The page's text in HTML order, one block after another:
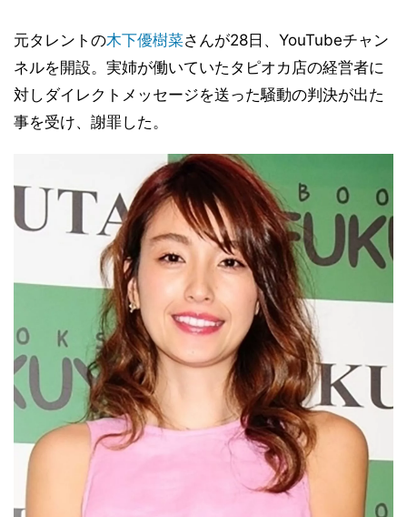
元タレントの木下優樹菜さんが28日、YouTubeチャン
ネルを開設。実姉が働いていたタピオカ店の経営者に
対しダイレクトメッセージを送った騒動の判決が出た
事を受け、謝罪した。